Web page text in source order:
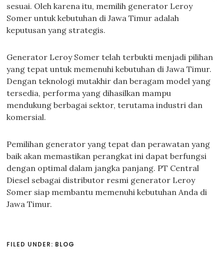
sesuai. Oleh karena itu, memilih generator Leroy
Somer untuk kebutuhan di Jawa Timur adalah
keputusan yang strategis.
Generator Leroy Somer telah terbukti menjadi pilihan
yang tepat untuk memenuhi kebutuhan di Jawa Timur.
Dengan teknologi mutakhir dan beragam model yang
tersedia, performa yang dihasilkan mampu
mendukung berbagai sektor, terutama industri dan
komersial.
Pemilihan generator yang tepat dan perawatan yang
baik akan memastikan perangkat ini dapat berfungsi
dengan optimal dalam jangka panjang. PT Central
Diesel sebagai distributor resmi generator Leroy
Somer siap membantu memenuhi kebutuhan Anda di
Jawa Timur.
FILED UNDER: BLOG